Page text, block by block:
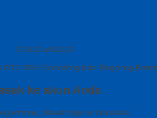
08.00 s/d 20.00
RT 3 RW 5 Gerendeng Kota Tangerang
ke akun Anda
kembali, silahkan login ke akun Anda.